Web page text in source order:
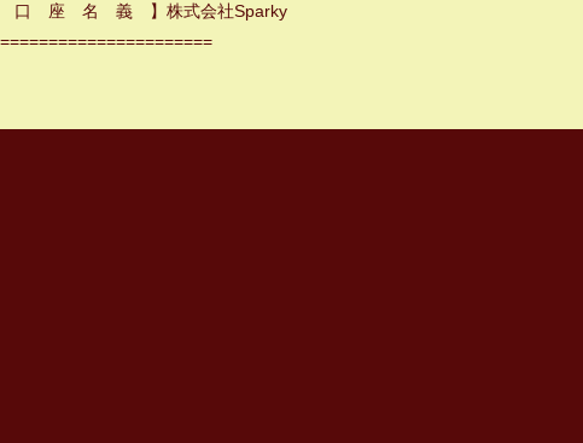
口 座 名 義 】株式会社Sparky